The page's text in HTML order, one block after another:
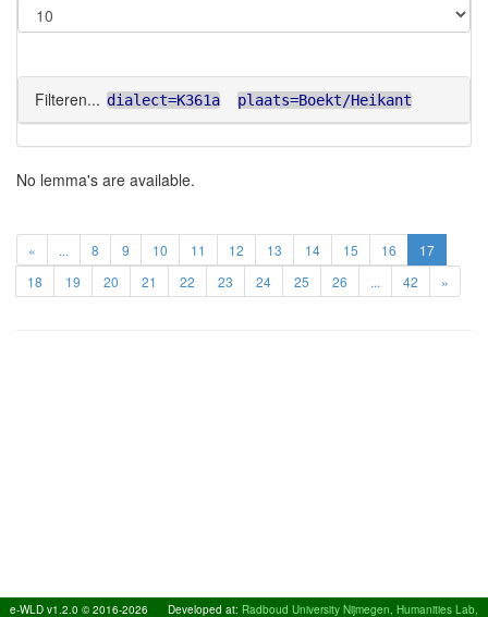
Filteren... dialect=K361a plaats=Boekt/Heikant
No lemma's are available.
« ... 8 9 10 11 12 13 14 15 16
17
18
19 20 21 22 23 24 25 26 ... 42 »
e-WLD v1.2.0 © 2016-2026 Developed at: Radboud University Nijmegen, Humanities Lab,